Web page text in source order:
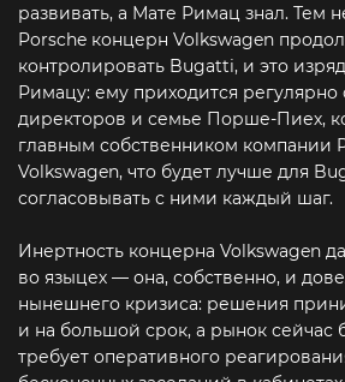
развивать, а Мате Римац знал. Тем
Porsche концерн Volkswagen
контролировать Bugatti, и это
Римацу: ему приходится регулярно
директоров и семье Порше-Пиех,
главным собственником компании
Volkswagen, что будет лучше для
согласовывать с ними каждый шаг.
Инертность концерна Volkswagen
во языцех — она, собственно, и
нынешнего кризиса: решения
и на большой срок, а рынок сейчас
требует оперативного